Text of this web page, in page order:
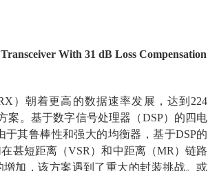
With 31 dB Loss Compensation
）朝着更高的数据速率发展，达到224
案。基于数字信号处理器（DSP）的四电
其鲁棒性和强大的均衡器，基于DSP的
甚短距离（VSR）和中距离（MR）链路
加，该方案遇到了重大的封装挑战。或